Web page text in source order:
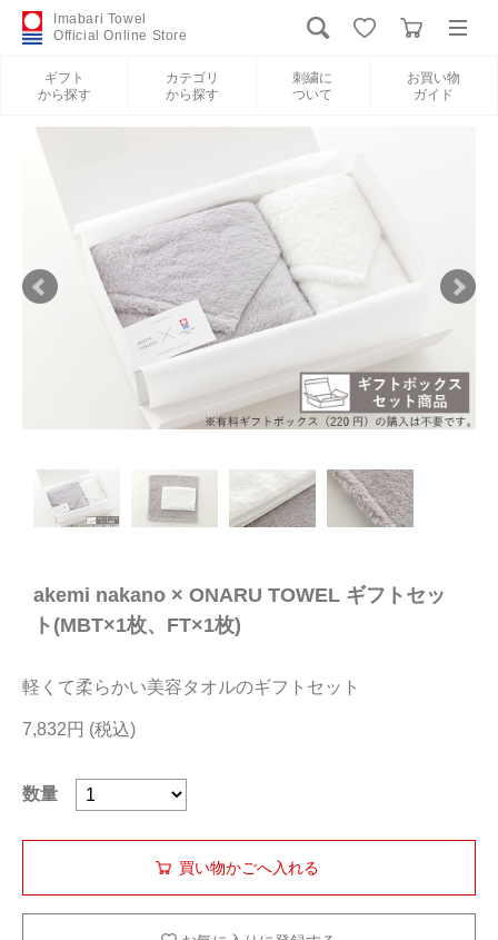
Imabari Towel
Official Online Store
ギフト
から探す
カテゴリ
から探す
刺繍に
ついて
お買い物
ガイド
新規会員登録
カテゴリから探す
刺繍について
当サイトについて
会員サービス
店舗リスト
ヘルプ
akemi nakano × ONARU TOWEL ギフトセッ
ト(MBT×1枚、FT×1枚)
軽くて柔らかい美容タオルのギフトセット
7,832円
数量